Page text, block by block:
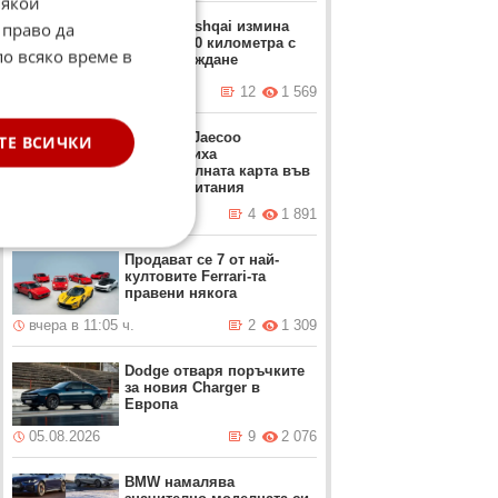
Nissan Qashqai измина
близо 2000 километра с
едно зареждане
1 569
12
Omoda и Jaecoo
пренаредиха
автомобилната карта във
Великобритания
1 891
4
Продават се 7 от най-
култовите Ferrari-та
правени някога
вчера в 11:05 ч.
1 309
2
Dodge отваря поръчките
за новия Charger в
Европа
05.08.2026
2 076
9
BMW намалява
да
всяко време в
ВСИЧКИ